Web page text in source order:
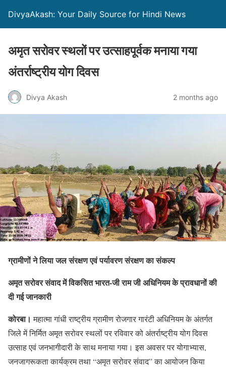
DivyaAkash: Your Daily Source for Hindi News
अमृत सरोवर स्थलों पर उत्साहपूर्वक मनाया गया
अंतर्राष्ट्रीय योग दिवस
Divya Akash 2 months ago
ग्रामीणों ने लिया जल संरक्षण एवं पर्यावरण संरक्षण का संकल्प
अमृत सरोवर संवाद में विकसित भारत-जी राम जी अधिनियम के प्रावधानों की
दी गई जानकारी
कोरबा। महात्मा गांधी राष्ट्रीय ग्रामीण रोजगार गारंटी अधिनियम के अंतर्गत
जिले में निर्मित अमृत सरोवर स्थलों पर रविवार को अंतर्राष्ट्रीय योग दिवस
उत्साह एवं जनभागीदारी के साथ मनाया गया। इस अवसर पर योगाभ्यास,
जनजागरूकता कार्यक्रम तथा “अमृत सरोवर संवाद” का आयोजन किया